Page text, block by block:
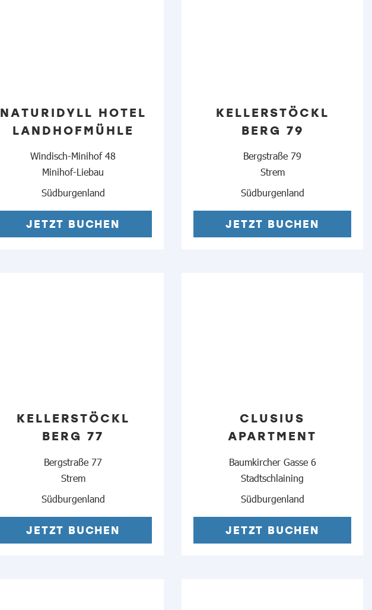
NATURIDYLL HOTEL
LANDHOFMÜHLE
Windisch-Minihof 48
Minihof-Liebau
Südburgenland
JETZT BUCHEN
KELLERSTÖCKL
BERG 79
Bergstraße 79
Strem
Südburgenland
JETZT BUCHEN
KELLERSTÖCKL
BERG 77
Bergstraße 77
Strem
Südburgenland
JETZT BUCHEN
CLUSIUS
APARTMENT
Baumkircher Gasse 6
Stadtschlaining
Südburgenland
JETZT BUCHEN